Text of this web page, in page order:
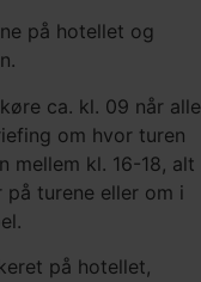
på hotellet og
ca. kl. 09 når alle
om hvor turen
mellem kl. 16-18, alt
på turene eller om i
på hotellet,